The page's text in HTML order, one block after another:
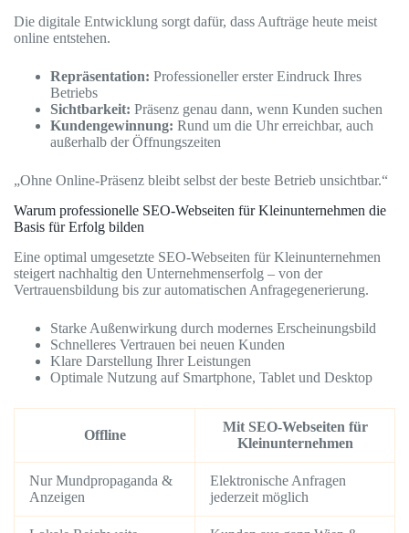
Die digitale Entwicklung sorgt dafür, dass Aufträge heute meist
online entstehen.
Repräsentation: Professioneller erster Eindruck Ihres
Betriebs
Sichtbarkeit: Präsenz genau dann, wenn Kunden suchen
Kundengewinnung: Rund um die Uhr erreichbar, auch
außerhalb der Öffnungszeiten
„Ohne Online-Präsenz bleibt selbst der beste Betrieb unsichtbar.“
Warum professionelle SEO-Webseiten für Kleinunternehmen die
Basis für Erfolg bilden
Eine optimal umgesetzte SEO-Webseiten für Kleinunternehmen
steigert nachhaltig den Unternehmenserfolg – von der
Vertrauensbildung bis zur automatischen Anfragegenerierung.
Starke Außenwirkung durch modernes Erscheinungsbild
Schnelleres Vertrauen bei neuen Kunden
Klare Darstellung Ihrer Leistungen
Optimale Nutzung auf Smartphone, Tablet und Desktop
Offline
Mit SEO-Webseiten für
Kleinunternehmen
Nur Mundpropaganda &
Anzeigen
Elektronische Anfragen
jederzeit möglich